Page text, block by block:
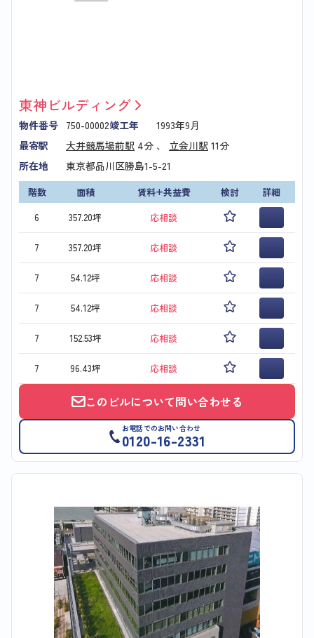
東神ビルディング
物件番号 750-00002竣工年
1993年9月
最寄駅
大井競馬場前駅 4分 、 立会川駅 11分
所在地
東京都品川区勝島1-5-21
階数 面積 賃料+共益費 検討
詳細
6
357.20坪 応相談
7 357.20坪 応相談
7 54.12坪 応相談
7 54.12坪 応相談
7 152.53坪 応相談
7 96.43坪 応相談
このビルについて問い合わせる
お電話でのお問い合わせ
0120-16-2331